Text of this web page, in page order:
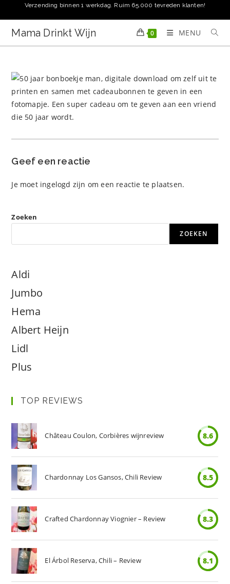
naar
inhoud
Verzending binnen 1 werkdag. Ruim 65.000 tevreden klanten!
Mama Drinkt Wijn 0 MENU
Geef een reactie
Je moet ingelogd zijn om een reactie te plaatsen.
Zoeken
ZOEKEN
Aldi
Jumbo
Hema
Albert Heijn
Lidl
Plus
TOP REVIEWS
Château Coulon, Corbières wijnreview 8.6
Chardonnay Los Gansos, Chili Review 8.5
Crafted Chardonnay Viognier – Review 8.3
El Árbol Reserva, Chili – Review 8.1